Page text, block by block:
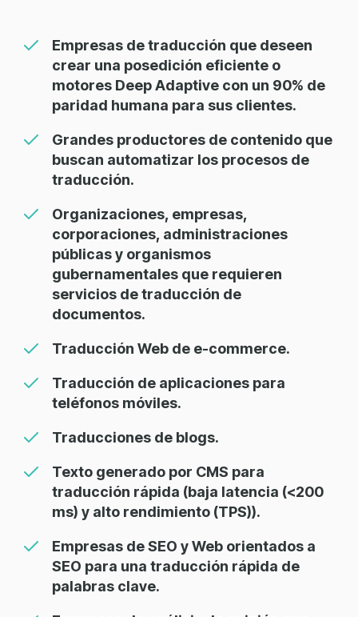
Empresas de traducción que deseen
crear una posedición eficiente o
motores Deep Adaptive con un 90% de
paridad humana para sus clientes.
Grandes productores de contenido que
buscan automatizar los procesos de
traducción.
Organizaciones, empresas,
corporaciones, administraciones
públicas y organismos
gubernamentales que requieren
servicios de traducción de
documentos.
Traducción Web de e-commerce.
Traducción de aplicaciones para
teléfonos móviles.
Traducciones de blogs.
Texto generado por CMS para
traducción rápida (baja latencia (<200
ms) y alto rendimiento (TPS)).
Empresas de SEO y Web orientados a
SEO para una traducción rápida de
palabras clave.